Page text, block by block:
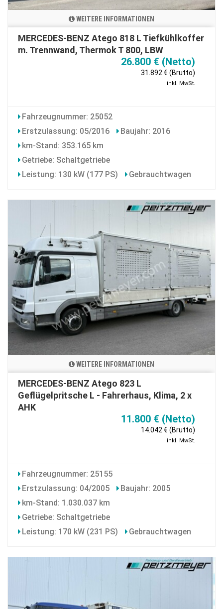
WEITERE INFORMATIONEN
MERCEDES-BENZ Atego 818 L Tiefkühlkoffer
m. Trennwand, Thermok T 800, LBW
26.800 € (Netto)
31.892 € (Brutto)
inkl. MwSt.
Fahrzeugnummer: 25052
Erstzulassung: 05/2016
Baujahr: 2016
km-Stand: 353.165 km
Getriebe: Schaltgetriebe
Leistung: 130 kW (177 PS)
Gebrauchtwagen
WEITERE INFORMATIONEN
MERCEDES-BENZ Atego 823 L
Geflügelpritsche L - Fahrerhaus, Klima, 2 x
AHK
11.800 € (Netto)
14.042 € (Brutto)
inkl. MwSt.
Fahrzeugnummer: 25155
Erstzulassung: 04/2005
Baujahr: 2005
km-Stand: 1.030.037 km
Getriebe: Schaltgetriebe
Leistung: 170 kW (231 PS)
Gebrauchtwagen